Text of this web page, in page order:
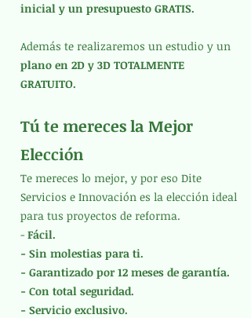
inicial y un presupuesto GRATIS.
Además te realizaremos un estudio y un
plano en 2D y 3D TOTALMENTE
GRATUITO.
Tú te mereces la Mejor
Elección
Te mereces lo mejor, y por eso Dite
Servicios e Innovación es la elección ideal
para tus proyectos de reforma.
- Fácil.
- Sin molestias para ti.
- Garantizado por 12 meses de garantía.
- Con total seguridad.
- Servicio exclusivo.